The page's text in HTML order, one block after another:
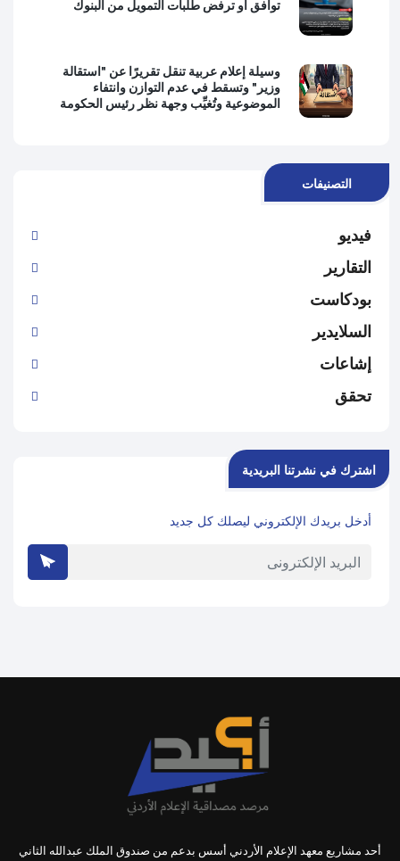
توافق أو ترفض طلبات التمويل من البنوك
وسيلة إعلام عربية تنقل تقريرًا عن "استقالة
وزير" وتسقط في عدم التوازن وانتفاء
الموضوعية وتُغيِّب وجهة نظر رئيس الحكومة
التصنيفات
فيديو
التقارير
بودكاست
السلايدير
إشاعات
تحقق
اشترك في نشرتنا البريدية
أدخل بريدك الإلكتروني ليصلك كل جديد
أحد مشاريع معهد الإعلام الأردني أسس بدعم من صندوق الملك عبدالله الثاني